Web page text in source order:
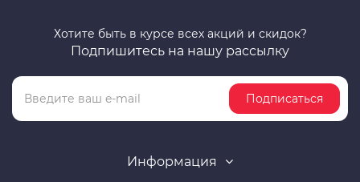
Хотите быть в курсе всех акций и скидок?
Подпишитесь на нашу рассылку
Подписаться
Информация